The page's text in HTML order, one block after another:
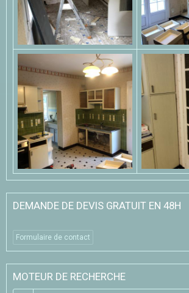
DEMANDE DE DEVIS GRATUIT EN 48H
Formulaire de contact
MOTEUR DE RECHERCHE